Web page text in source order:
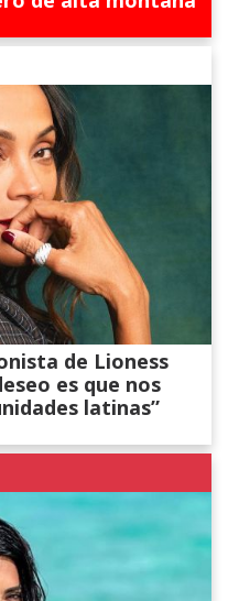
de Lioness
es que nos
latinas”